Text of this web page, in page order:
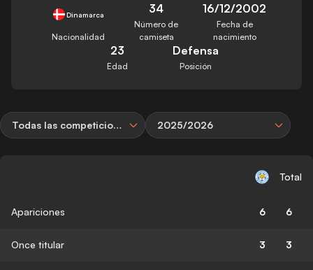
Dinamarca
Nacionalidad
34
Número de
camiseta
16/12/2002
Fecha de
nacimiento
23
Edad
Defensa
Posición
Todas las competiciones 2025/2026
Total
Apariciones 6 6
Once titular 3 3